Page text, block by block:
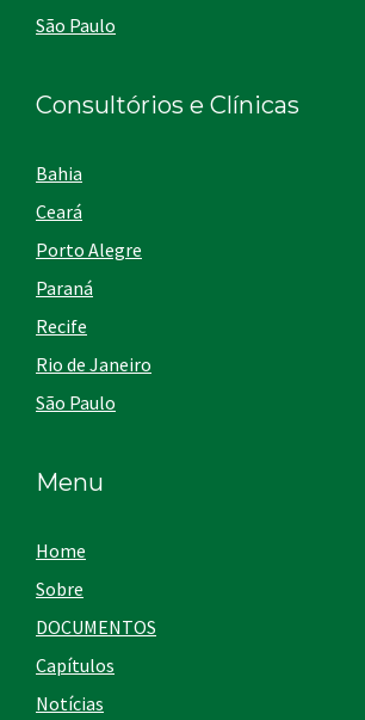
São Paulo
Consultórios e Clínicas
Bahia
Ceará
Porto Alegre
Paraná
Recife
Rio de Janeiro
São Paulo
Menu
Home
Sobre
DOCUMENTOS
Capítulos
Notícias